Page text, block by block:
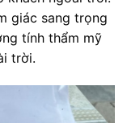
giác sang trọng
tính thẩm mỹ
trời.